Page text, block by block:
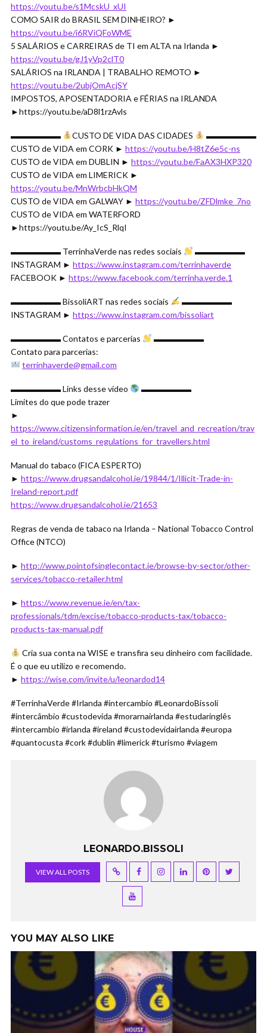
https://youtu.be/s1McskU_xUI
COMO SAIR do BRASIL SEM DINHEIRO? ►
https://youtu.be/i6RViQFoWME
5 SALÁRIOS e CARREIRAS de TI em ALTA na Irlanda ►
https://youtu.be/gJ1yVp2clT0
SALÁRIOS na IRLANDA | TRABALHO REMOTO ►
https://youtu.be/2ubjOmAcjSY
IMPOSTOS, APOSENTADORIA e FÉRIAS na IRLANDA
►https://youtu.be/aD8l1rzAvls
▬▬▬▬▬▬ CUSTO DE VIDA DAS CIDADES
▬▬▬▬▬▬
CUSTO de VIDA em CORK ► https://youtu.be/H8tZ6e5c-ns
CUSTO de VIDA em DUBLIN ► https://youtu.be/FaAX3HXP320
CUSTO de VIDA em LIMERICK ►
https://youtu.be/MnWrbcbHkQM
CUSTO de VIDA em GALWAY ► https://youtu.be/ZFDlmke_7no
CUSTO de VIDA em WATERFORD
►https://youtu.be/Ay_IcS_RlqI
▬▬▬▬▬▬ TerrinhaVerde nas redes sociais
▬▬▬▬▬▬
INSTAGRAM ► https://www.instagram.com/terrinhaverde
FACEBOOK ► https://www.facebook.com/terrinha.verde.1
▬▬▬▬▬▬ BissoliART nas redes sociais
▬▬▬▬▬▬
INSTAGRAM ► https://www.instagram.com/bissoliart
▬▬▬▬▬▬ Contatos e parcerias
▬▬▬▬▬▬
Contato para parcerias:
terrinhaverde@gmail.com
▬▬▬▬▬▬ Links desse vídeo
▬▬▬▬▬▬
Limites do que pode trazer
►
https://www.citizensinformation.ie/en/travel_and_recreation/trav
el_to_ireland/customs_regulations_for_travellers.html
Manual do tabaco (FICA ESPERTO)
► https://www.drugsandalcohol.ie/19844/1/Illicit-Trade-in-
Ireland-report.pdf
https://www.drugsandalcohol.ie/21653
Regras de venda de tabaco na Irlanda – National Tobacco Control
Office (NTCO)
► http://www.pointofsinglecontact.ie/browse-by-sector/other-
services/tobacco-retailer.html
► https://www.revenue.ie/en/tax-
professionals/tdm/excise/tobacco-products-tax/tobacco-
products-tax-manual.pdf
Cria sua conta na WISE e transfira seu dinheiro com facilidade.
É o que eu utilizo e recomendo.
► https://wise.com/invite/u/leonardod14
#TerrinhaVerde #Irlanda #intercambio #LeonardoBissoli
#intercâmbio #custodevida #morarnairlanda #estudaringlês
#intercambio #irlanda #ireland #custodevidairlanda #europa
#quantocusta #cork #dublin #limerick #turismo #viagem
LEONARDO.BISSOLI
VIEW ALL POSTS
YOU MAY ALSO LIKE